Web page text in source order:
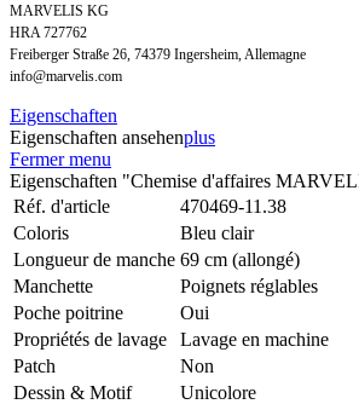
MARVELIS KG
HRA 727762
Freiberger Straße 26, 74379 Ingersheim, Allemagne
info@marvelis.com
Eigenschaften
Eigenschaften ansehenplus
Fermer menu
Eigenschaften "Chemise d'affaires
Réf. d'article
470469-11.38
Coloris
Bleu clair
Longueur de manche 69 cm (allongé)
Manchette
Poignets réglables
Poche poitrine
Oui
Propriétés de lavage
Lavage en machine
Patch
Non
Dessin & Motif
Unicolore